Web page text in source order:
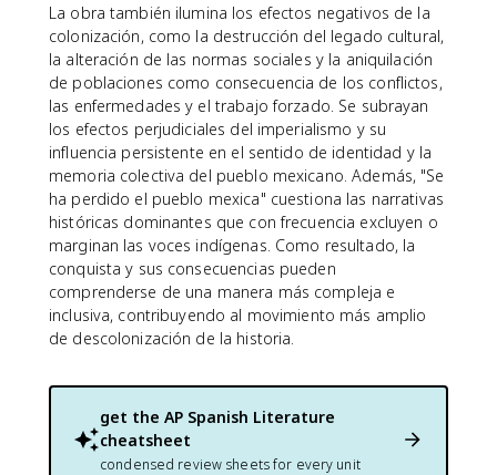
La obra también ilumina los efectos negativos de la
colonización, como la destrucción del legado cultural,
la alteración de las normas sociales y la aniquilación
de poblaciones como consecuencia de los conflictos,
las enfermedades y el trabajo forzado. Se subrayan
los efectos perjudiciales del imperialismo y su
influencia persistente en el sentido de identidad y la
memoria colectiva del pueblo mexicano. Además, "Se
ha perdido el pueblo mexica" cuestiona las narrativas
históricas dominantes que con frecuencia excluyen o
marginan las voces indígenas. Como resultado, la
conquista y sus consecuencias pueden
comprenderse de una manera más compleja e
inclusiva, contribuyendo al movimiento más amplio
de descolonización de la historia.
get the AP Spanish Literature
cheatsheet
condensed review sheets for every unit